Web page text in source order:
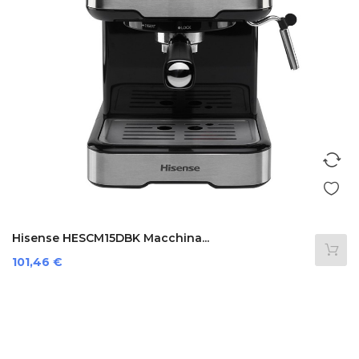
Hisense HESCM15DBK Macchina...
Prezzo
101,46 €